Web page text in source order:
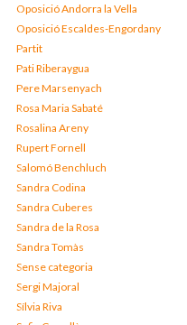
Oposició Andorra la Vella
Oposició Escaldes-Engordany
Partit
Pati Riberaygua
Pere Marsenyach
Rosa Maria Sabaté
Rosalina Areny
Rupert Fornell
Salomó Benchluch
Sandra Codina
Sandra Cuberes
Sandra de la Rosa
Sandra Tomàs
Sense categoria
Sergi Majoral
Sílvia Riva